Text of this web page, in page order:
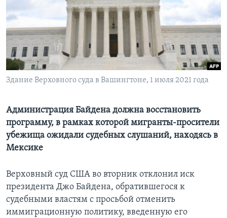
Learning English
СОЦИАЛЬНЫЕ СЕТИ
Здание Верховного суда в Вашингтоне, 1 июля 2021 года
Администрация Байдена должна восстановить
программу, в рамках которой мигранты-просители
убежища ожидали судебных слушаний, находясь в
Мексике
Верховный суд США во вторник отклонил иск
президента Джо Байдена, обратившегося к
судебными властям с просьбой отменить
иммиграционную политику, введенную его